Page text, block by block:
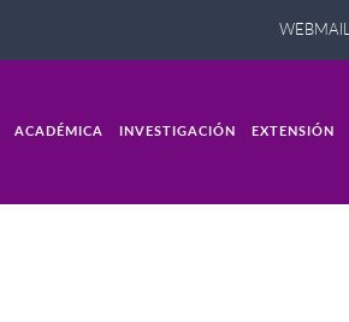
WEBMAIL
ACADÉMICA INVESTIGACIÓN EXTENSIÓN